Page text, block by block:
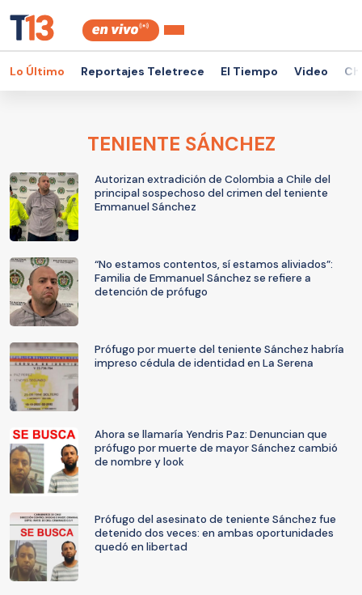
Lo Último Reportajes Teletrece El Tiempo Video
TENIENTE SÁNCHEZ
Autorizan extradición de Colombia a Chile del
principal sospechoso del crimen del teniente
Emmanuel Sánchez
“No estamos contentos, sí estamos aliviados”:
Familia de Emmanuel Sánchez se refiere a
detención de prófugo
Prófugo por muerte del teniente Sánchez habría
impreso cédula de identidad en La Serena
Ahora se llamaría Yendris Paz: Denuncian que
prófugo por muerte de mayor Sánchez cambió
de nombre y look
Prófugo del asesinato de teniente Sánchez fue
detenido dos veces: en ambas oportunidades
quedó en libertad